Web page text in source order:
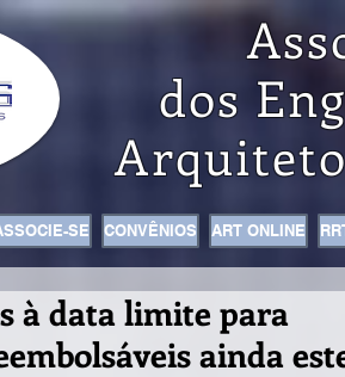
dos
SE CONVÊNIOS ART ONLINE
à data limite para
ainda